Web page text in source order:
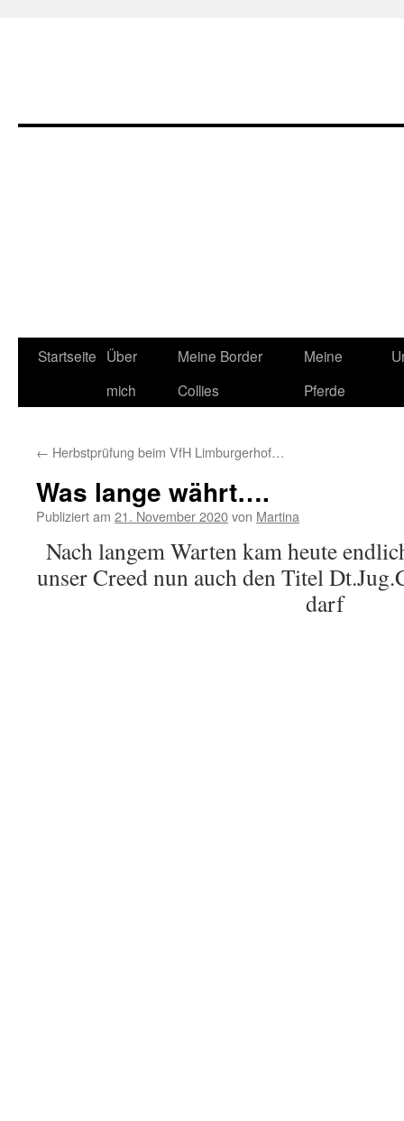
Zum
Startseite Über
mich
Meine Border
Collies
Meine
Pferde
← Herbstprüfung beim VfH Limburgerhof…
Was lange währt….
Publiziert am 21. November 2020von Martina
Nach langem Warten kam heute
unser Creed nun auch den Titel
darf